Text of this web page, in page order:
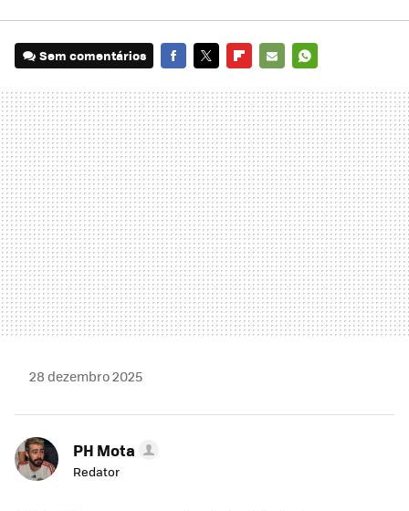
Sem comentários
MAIL
28 dezembro 2025
PH Mota
Redator